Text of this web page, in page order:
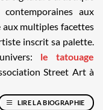
aux
multiples facettes
inscrit sa palette.
le tatouage
Street Art à
LIRE LA BIOGRAPHIE